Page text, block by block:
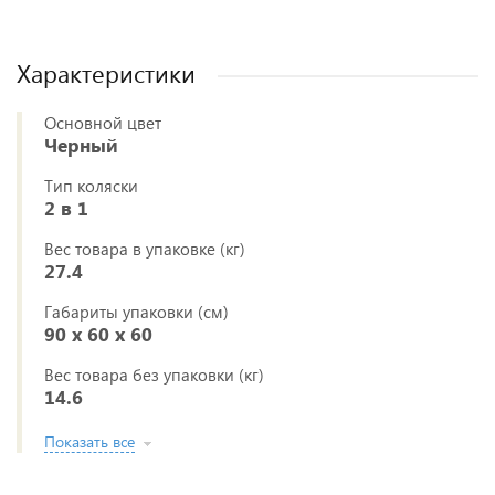
Характеристики
Основной цвет
Черный
Тип коляски
2 в 1
Вес товара в упаковке (кг)
27.4
Габариты упаковки (см)
90 x 60 x 60
Вес товара без упаковки (кг)
14.6
Показать все